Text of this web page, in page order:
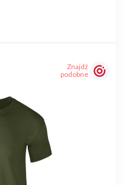
Znajdź
podobne